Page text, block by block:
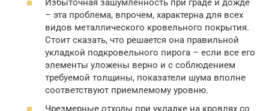
Избыточная зашумленность при граде и дожде
– эта проблема, впрочем, характерна для всех
видов металлического кровельного покрытия.
Стоит сказать, что решается она правильной
укладкой подкровельного пирога – если все его
элементы уложены верно и с соблюдением
требуемой толщины, показатели шума вполне
соответствуют приемлемому уровню.
Чрезмерные отходы при укладке на кровлях со